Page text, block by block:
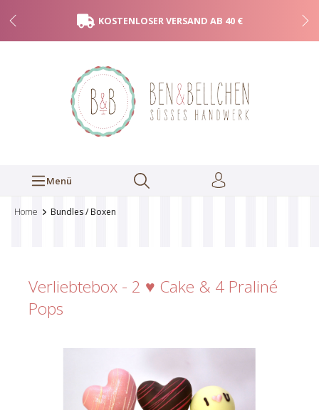
KOSTENLOSER VERSAND AB 40 €
Menü
Home Bundles / Boxen
Verliebtebox - 2 ♥ Cake & 4 Praliné
Pops